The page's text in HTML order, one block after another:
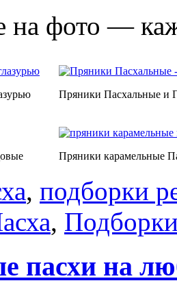
на фото —
Пряники Пасхальные и
Пряники карамельные
, подборки
,
пасхи на